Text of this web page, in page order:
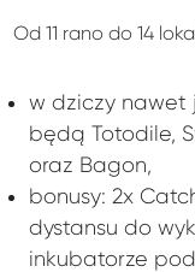
Od 11 rano do 14
w dziczy nawet
będą Totodile,
oraz Bagon,
bonusy: 2x
dystansu do
inkubatorze